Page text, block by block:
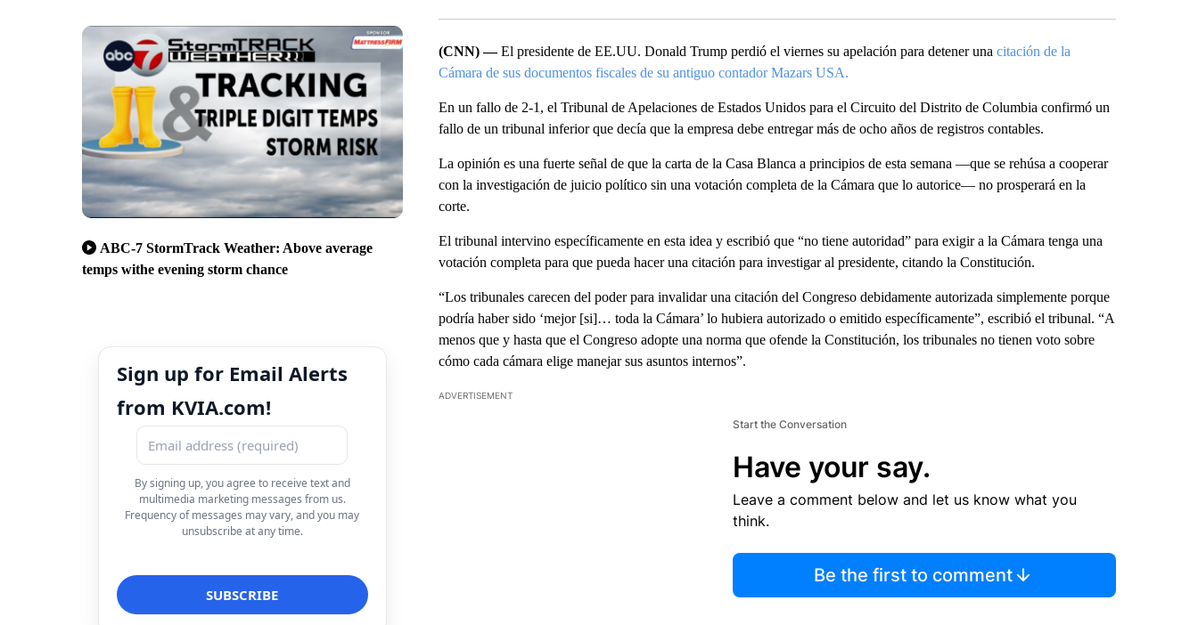
ABC-7 StormTrack Weather: Above average
temps withe evening storm chance
Sign up for Email Alerts
from KVIA.com!
By signing up, you agree to receive text and
multimedia marketing messages from us.
Frequency of messages may vary, and you may
unsubscribe at any time.
(CNN) —El presidente de EE.UU. Donald Trump perdió el viernes su apelación para detener una citación de la
Cámara de sus documentos fiscales de su antiguo contador Mazars USA.
En un fallo de 2-1, el Tribunal de Apelaciones de Estados Unidos para el Circuito del Distrito de Columbia confirmó un
fallo de un tribunal inferior que decía que la empresa debe entregar más de ocho años de registros contables.
La opinión es una fuerte señal de que la carta de la Casa Blanca a principios de esta semana —que se rehúsa a cooperar
con la investigación de juicio político sin una votación completa de la Cámara que lo autorice— no prosperará en la
corte.
El tribunal intervino específicamente en esta idea y escribió que “no tiene autoridad” para exigir a la Cámara tenga una
votación completa para que pueda hacer una citación para investigar al presidente, citando la Constitución.
“Los tribunales carecen del poder para invalidar una citación del Congreso debidamente autorizada simplemente porque
podría haber sido ‘mejor [si]… toda la Cámara’ lo hubiera autorizado o emitido específicamente”, escribió el tribunal. “A
menos que y hasta que el Congreso adopte una norma que ofende la Constitución, los tribunales no tienen voto sobre
cómo cada cámara elige manejar sus asuntos internos”.
ADVERTISEMENT
Start the Conversation
Have your say.
Leave a comment below and let us know what you
think.
Be the first to comment